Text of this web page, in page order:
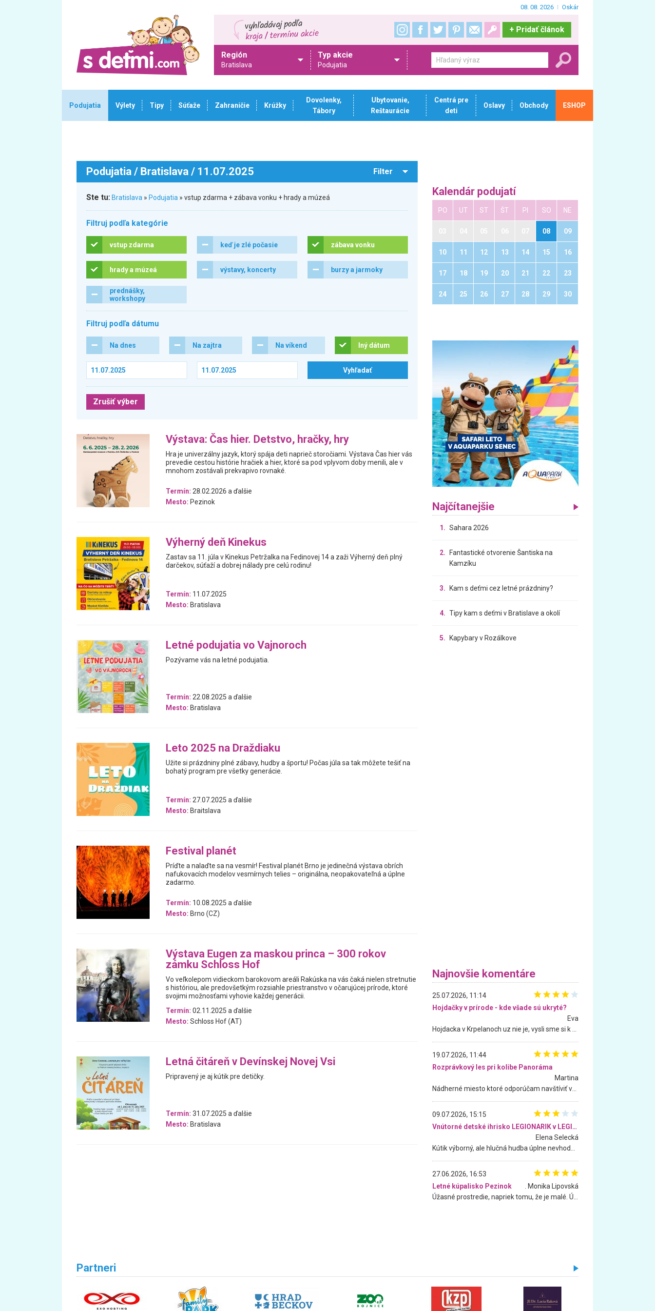
08. 08. 2026 Oskár
+ Pridať článok
Región
Bratislava
Typ akcie
Podujatia
Podujatia Výlety Tipy Súťaže Zahraničie Krúžky
Dovolenky,
Tábory
Ubytovanie,
Reštaurácie
Centrá pre
deti
Oslavy Obchody ESHOP
Podujatia / Bratislava / 11.07.2025 Filter
Ste tu: Bratislava » Podujatia » vstup zdarma + zábava vonku + hrady a múzeá
Filtruj podľa kategórie
vstup zdarma keď je zlé počasie zábava vonku
hrady a múzeá výstavy, koncerty burzy a jarmoky
prednášky,
workshopy
Filtruj podľa dátumu
Na dnes Na zajtra Na víkend Iný dátum
Zrušiť výber
Výstava: Čas hier. Detstvo, hračky, hry
Hra je univerzálny jazyk, ktorý spája deti naprieč storočiami. Výstava Čas hier vás
prevedie cestou histórie hračiek a hier, ktoré sa pod vplyvom doby menili, ale v
mnohom zostávali prekvapivo rovnaké.
Termín: 28.02.2026 a ďalšie
Mesto: Pezinok
Výherný deň Kinekus
Zastav sa 11. júla v Kinekus Petržalka na Fedinovej 14 a zaži Výherný deň plný
darčekov, súťaží a dobrej nálady pre celú rodinu!
Termín: 11.07.2025
Mesto: Bratislava
Letné podujatia vo Vajnoroch
Pozývame vás na letné podujatia.
Termín: 22.08.2025 a ďalšie
Mesto: Bratislava
Leto 2025 na Draždiaku
Užite si prázdniny plné zábavy, hudby a športu! Počas júla sa tak môžete tešiť na
bohatý program pre všetky generácie.
Termín: 27.07.2025 a ďalšie
Mesto: Braitslava
Festival planét
Príďte a nalaďte sa na vesmír! Festival planét Brno je jedinečná výstava obrích
nafukovacích modelov vesmírnych telies – originálna, neopakovateľná a úplne
zadarmo.
Termín: 10.08.2025 a ďalšie
Mesto: Brno (CZ)
Výstava Eugen za maskou princa – 300 rokov
zámku Schloss Hof
Vo veľkolepom vidieckom barokovom areáli Rakúska na vás čaká nielen stretnutie
s históriou, ale predovšetkým rozsiahle priestranstvo v očarujúcej prírode, ktoré
svojimi možnosťami vyhovie každej generácii.
Termín: 02.11.2025 a ďalšie
Mesto: Schloss Hof (AT)
Letná čitáreň v Devínskej Novej Vsi
Pripravený je aj kútik pre detičky.
Termín: 31.07.2025 a ďalšie
Mesto: Bratislava
Kalendár podujatí
PO UT ST ŠT PI SO NE
08 09
10 11 12 13 14 15 16
17 18 19 20 21 22 23
24 25 26 27 28 29 30
Najčítanejšie
1. Sahara 2026
2.
Fantastické otvorenie Šantiska na
Kamzíku
3. Kam s deťmi cez letné prázdniny?
4. Tipy kam s deťmi v Bratislave a okolí
5. Kapybary v Rozálkove
Najnovšie komentáre
25.07.2026, 11:14
Hojdačky v prírode - kde všade sú ukryté?
Eva
19.07.2026, 11:44
Rozprávkový les pri kolibe Panoráma
Martina
09.07.2026, 15:15
Vnútorné detské ihrisko LEGIONARIK v LEGIA Fitness
Elena Selecká
27.06.2026, 16:53
Letné kúpalisko Pezinok
. Monika Lipovská
Partneri